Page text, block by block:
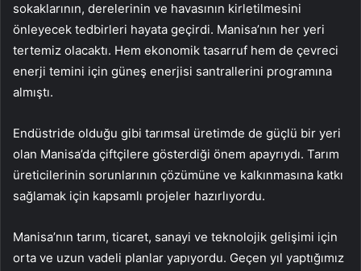
sokaklarının, derelerinin ve havasının kirletilmesini
önleyecek tedbirleri hayata geçirdi. Manisa’nın her yeri
tertemiz olacaktı. Hem ekonomik tasarruf hem de çevreci
enerji temini için güneş enerjisi santrallerini programına
almıştı.
Endüstride olduğu gibi tarımsal üretimde de güçlü bir yeri
olan Manisa’da çiftçilere gösterdiği önem apayrıydı. Tarım
üreticilerinin sorunlarının çözümüne ve kalkınmasına katkı
sağlamak için kapsamlı projeler hazırlıyordu.
Manisa’nın tarım, ticaret, sanayi ve teknolojik gelişimi için
orta ve uzun vadeli planlar yapıyordu. Geçen yıl yaptığımız